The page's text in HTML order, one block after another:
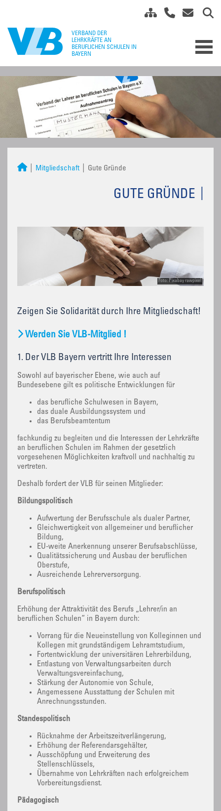
Mitgliedschaft Gute Gründe
GUTE GRÜNDE
Foto: Pixabay rawpixel
Zeigen Sie Solidarität durch Ihre Mitgliedschaft!
Werden Sie VLB-Mitglied !
1. Der VLB Bayern vertritt Ihre Interessen
Sowohl auf bayerischer Ebene, wie auch auf
Bundesebene gilt es politische Entwicklungen für
das berufliche Schulwesen in Bayern,
das duale Ausbildungssystem und
das Berufsbeamtentum
fachkundig zu begleiten und die Interessen der Lehrkräfte
an beruflichen Schulen im Rahmen der gesetzlich
vorgesehenen Möglichkeiten kraftvoll und nachhaltig zu
vertreten.
Deshalb fordert der VLB für seinen Mitglieder:
Bildungspolitisch
Aufwertung der Berufsschule als dualer Partner,
Gleichwertigkeit von allgemeiner und beruflicher
Bildung,
EU-weite Anerkennung unserer Berufsabschlüsse,
Qualitätssicherung und Ausbau der beruflichen
Oberstufe,
Ausreichende Lehrerversorgung.
Berufspolitisch
Erhöhung der Attraktivität des Berufs „Lehrer/in an
beruflichen Schulen“ in Bayern durch:
Vorrang für die Neueinstellung von Kolleginnen und
Kollegen mit grundständigem Lehramtstudium,
Fortentwicklung der universitären Lehrerbildung,
Entlastung von Verwaltungsarbeiten durch
Verwaltungsvereinfachung,
Stärkung der Autonomie von Schule,
Angemessene Ausstattung der Schulen mit
Anrechnungsstunden.
Standespolitisch
Rücknahme der Arbeitszeitverlängerung,
Erhöhung der Referendarsgehälter,
Ausschöpfung und Erweiterung des
Stellenschlüssels,
Übernahme von Lehrkräften nach erfolgreichem
Vorbereitungsdienst.
Pädagogisch